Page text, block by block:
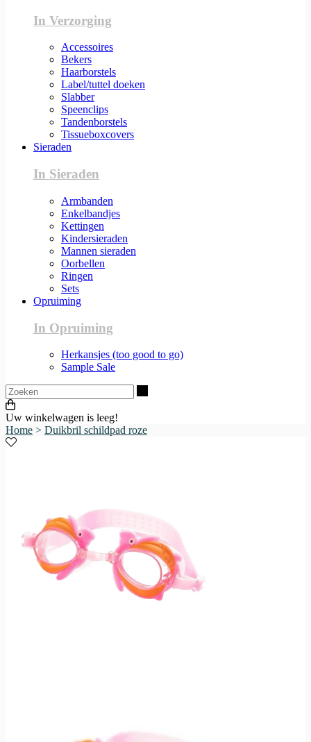
In Verzorging
Accessoires
Bekers
Haarborstels
Label/tuttel doeken
Slabber
Speenclips
Tandenborstels
Tissueboxcovers
Sieraden
In Sieraden
Armbanden
Enkelbandjes
Kettingen
Kindersieraden
Mannen sieraden
Oorbellen
Ringen
Sets
Opruiming
In Opruiming
Herkansjes (too good to go)
Sample Sale
Uw winkelwagen is leeg!
Home > Duikbril schildpad roze